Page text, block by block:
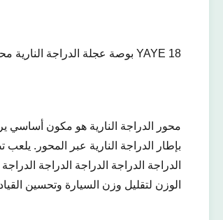
YAYE 18 بوصة عجلة الدراجة النارية محور لـ HONGDA CG125 عجلة الدراجة النارية حافة محور الدراجة النارية سبيكة الألومنيوم عجلة هوندا غروم محور الخلفي
محور الدراجة النارية هو مكون أساسي
بإطار الدراجة النارية عبر المحور. يلعب
الدراجة الدراجة الدراجة الدراجة
الوزن لتقليل وزن السيارة وتحسين